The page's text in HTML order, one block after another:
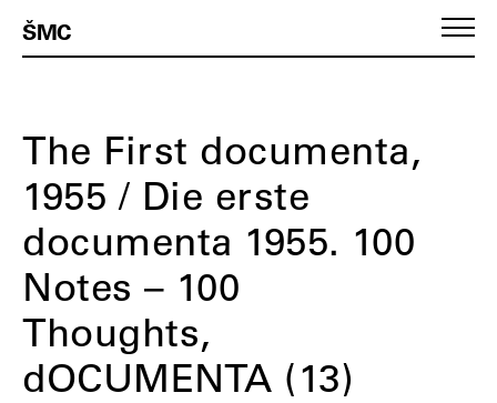
ŠMC
The First documenta,
1955 / Die erste
documenta 1955. 100
Notes – 100
Thoughts,
dOCUMENTA (13)